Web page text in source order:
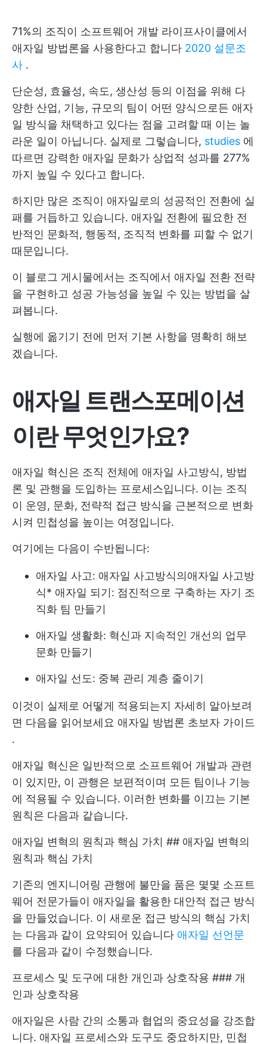
71%의 조직이 소프트웨어 개발 라이프사이클에서
애자일 방법론을 사용한다고 합니다 2020 설문조
사 .
단순성, 효율성, 속도, 생산성 등의 이점을 위해 다
양한 산업, 기능, 규모의 팀이 어떤 양식으로든 애자
일 방식을 채택하고 있다는 점을 고려할 때 이는 놀
라운 일이 아닙니다. 실제로 그렇습니다, studies 에
따르면 강력한 애자일 문화가 상업적 성과를 277%
까지 높일 수 있다고 합니다.
하지만 많은 조직이 애자일로의 성공적인 전환에 실
패를 거듭하고 있습니다. 애자일 전환에 필요한 전
반적인 문화적, 행동적, 조직적 변화를 피할 수 없기
때문입니다.
이 블로그 게시물에서는 조직에서 애자일 전환 전략
을 구현하고 성공 가능성을 높일 수 있는 방법을 살
펴봅니다.
실행에 옮기기 전에 먼저 기본 사항을 명확히 해보
겠습니다.
애자일 트랜스포메이션
이란 무엇인가요?
애자일 혁신은 조직 전체에 애자일 사고방식, 방법
론 및 관행을 도입하는 프로세스입니다. 이는 조직
이 운영, 문화, 전략적 접근 방식을 근본적으로 변화
시켜 민첩성을 높이는 여정입니다.
여기에는 다음이 수반됩니다:
애자일 사고: 애자일 사고방식의애자일 사고방
식* 애자일 되기: 점진적으로 구축하는 자기 조
직화 팀 만들기
애자일 생활화: 혁신과 지속적인 개선의 업무
문화 만들기
애자일 선도: 중복 관리 계층 줄이기
이것이 실제로 어떻게 적용되는지 자세히 알아보려
면 다음을 읽어보세요 애자일 방법론 초보자 가이드
.
애자일 혁신은 일반적으로 소프트웨어 개발과 관련
이 있지만, 이 관행은 보편적이며 모든 팀이나 기능
에 적용될 수 있습니다. 이러한 변화를 이끄는 기본
원칙은 다음과 같습니다.
애자일 변혁의 원칙과 핵심 가치 ## 애자일 변혁의
원칙과 핵심 가치
기존의 엔지니어링 관행에 불만을 품은 몇몇 소프트
웨어 전문가들이 애자일을 활용한 대안적 접근 방식
을 만들었습니다. 이 새로운 접근 방식의 핵심 가치
는 다음과 같이 요약되어 있습니다 애자일 선언문
를 다음과 같이 수정했습니다.
프로세스 및 도구에 대한 개인과 상호작용 ### 개
인과 상호작용
애자일은 사람 간의 소통과 협업의 중요성을 강조합
니다. 애자일 프로세스와 도구도 중요하지만, 민첩